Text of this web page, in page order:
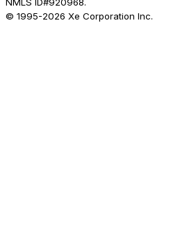
© 1995-2026 Xe Corporation Inc.